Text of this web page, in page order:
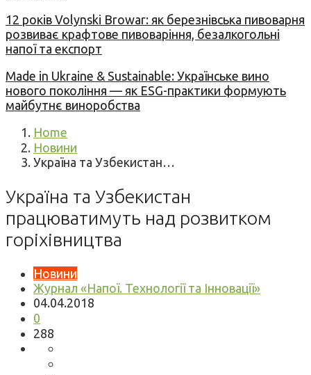
12 років Volynski Browar: як березнівська пивоварня
розвиває крафтове пивоваріння, безалкогольні
напої та експорт
Made in Ukraine & Sustainable: Українське вино
нового покоління — як ESG-практики формують
майбутнє виноробства
Home
Новини
Україна та Узбекистан…
Україна та Узбекистан
працюватимуть над розвитком
горіхівництва
Новини
Журнал «Напої. Технології та Інновації»
04.04.2018
0
288